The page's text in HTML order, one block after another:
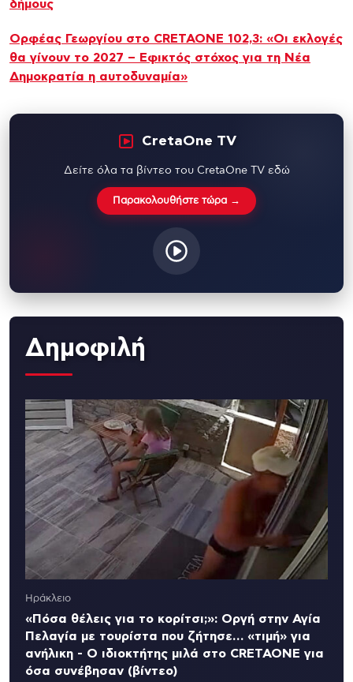
δήμους
Ορφέας Γεωργίου στο CRETAONE 102,3: «Οι εκλογές
θα γίνουν το 2027 – Εφικτός στόχος για τη Νέα
Δημοκρατία η αυτοδυναμία»
CretaOne TV
Δείτε όλα τα βίντεο του CretaOne TV εδώ
Παρακολουθήστε τώρα →
Δημοφιλή
Ηράκλειο
«Πόσα θέλεις για το κορίτσι;»: Οργή στην Αγία
Πελαγία με τουρίστα που ζήτησε… «τιμή» για
ανήλικη - Ο ιδιοκτήτης μιλά στο CRETAONE για
όσα συνέβησαν (βίντεο)